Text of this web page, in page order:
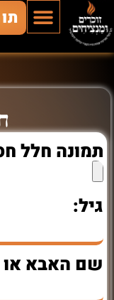
תמונה חלל
גיל:
שם האבא